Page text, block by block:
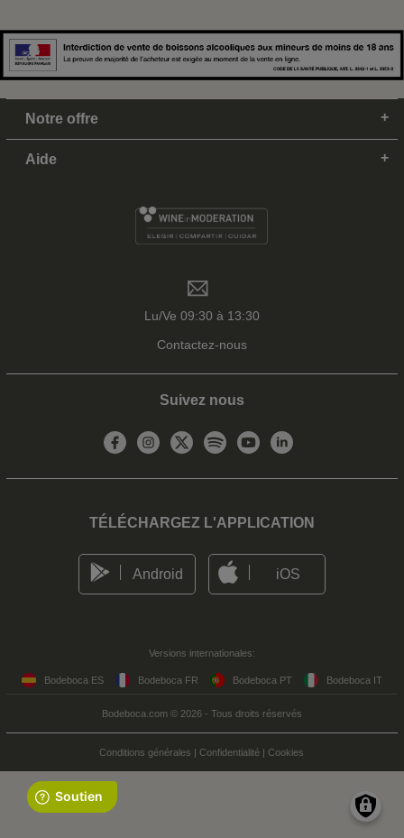
Notre offre
Aide
Lu/Ve 09:30 à 13:30
Contactez-nous
Suivez nous
TÉLÉCHARGEZ L'APPLICATION
Android iOS
Versions internationales:
Bodeboca ES Bodeboca FR Bodeboca PT Bodeboca IT
Bodeboca.com © 2026 - Tous droits réservés
Conditions générales | Confidentialité | Cookies